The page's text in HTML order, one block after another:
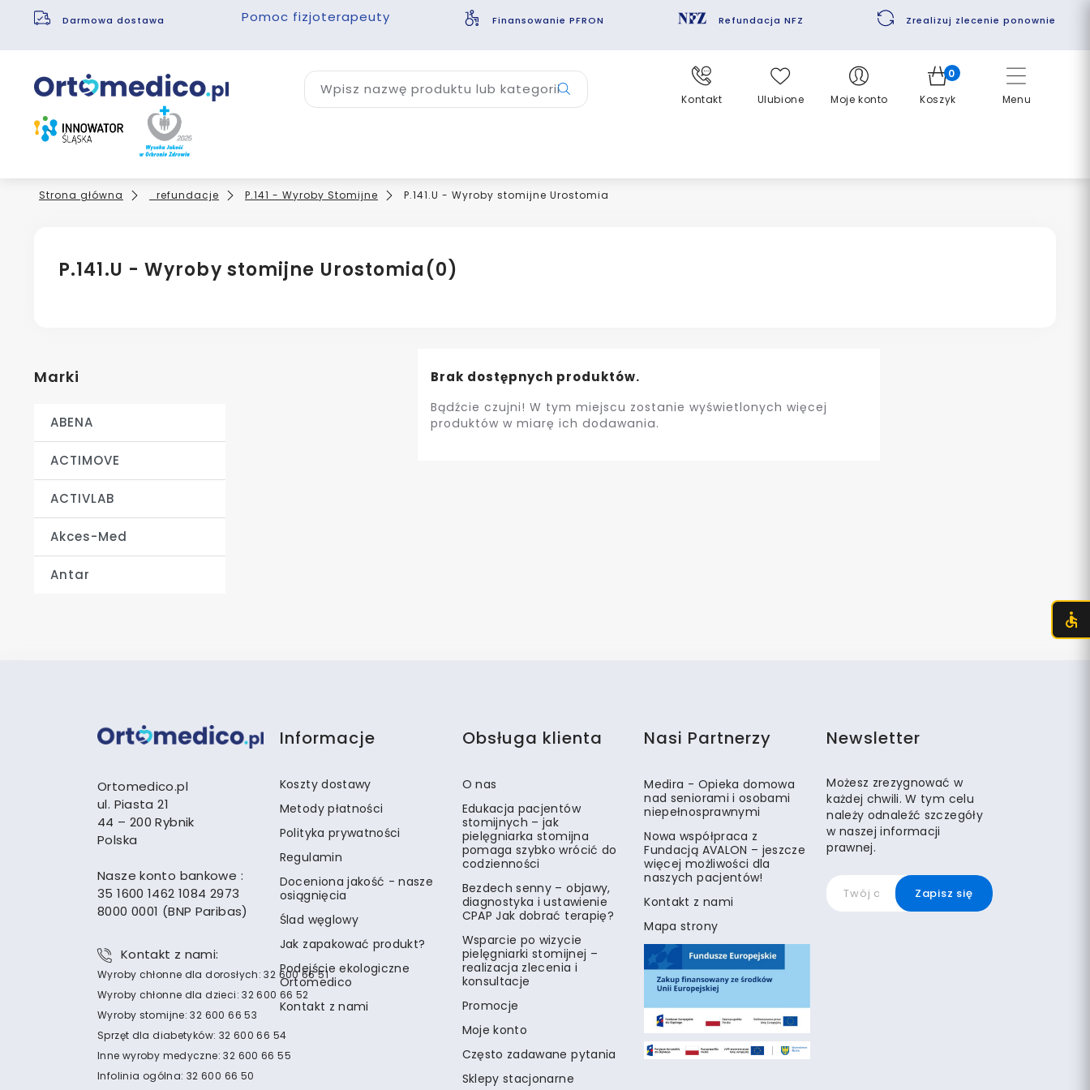
Darmowa dostawa Pomoc fizjoterapeuty Finansowanie PFRON Refundacja NFZ Zrealizuj zlecenie ponownie
Menu
Wpisz nazwę produktu lub kategorii
Kontakt Ulubione Moje konto
0
Koszyk
Strona główna _refundacje P.141 - Wyroby Stomijne P.141.U - Wyroby stomijne Urostomia
P.141.U - Wyroby stomijne Urostomia(0)
Marki
ABENA
ACTIMOVE
ACTIVLAB
Akces-Med
Antar
Brak dostępnych produktów.
Bądźcie czujni! W tym miejscu zostanie wyświetlonych więcej
produktów w miarę ich dodawania.
Ortomedico.pl
ul. Piasta 21
44 – 200 Rybnik
Polska
Nasze konto bankowe :
35 1600 1462 1084 2973
8000 0001 (BNP Paribas)
Kontakt z nami:
Wyroby chłonne dla dorosłych: 32 600 66 51
Wyroby chłonne dla dzieci: 32 600 66 52
Wyroby stomijne: 32 600 66 53
Sprzęt dla diabetyków: 32 600 66 54
Inne wyroby medyczne: 32 600 66 55
Infolinia ogólna: 32 600 66 50
Informacje
Koszty dostawy
Metody płatności
Polityka prywatności
Regulamin
Doceniona jakość - nasze
osiągnięcia
Ślad węglowy
Jak zapakować produkt?
Podejście ekologiczne
Ortomedico
Kontakt z nami
Obsługa klienta
O nas
Edukacja pacjentów
stomijnych – jak
pielęgniarka stomijna
pomaga szybko wrócić do
codzienności
Bezdech senny – objawy,
diagnostyka i ustawienie
CPAP Jak dobrać terapię?
Wsparcie po wizycie
pielęgniarki stomijnej –
realizacja zlecenia i
konsultacje
Promocje
Moje konto
Często zadawane pytania
Sklepy stacjonarne
Nasi Partnerzy
Medira - Opieka domowa
nad seniorami i osobami
niepełnosprawnymi
Nowa współpraca z
Fundacją AVALON – jeszcze
więcej możliwości dla
naszych pacjentów!
Kontakt z nami
Mapa strony
Newsletter
Możesz zrezygnować w
każdej chwili. W tym celu
należy odnaleźć szczegóły
w naszej informacji
prawnej.